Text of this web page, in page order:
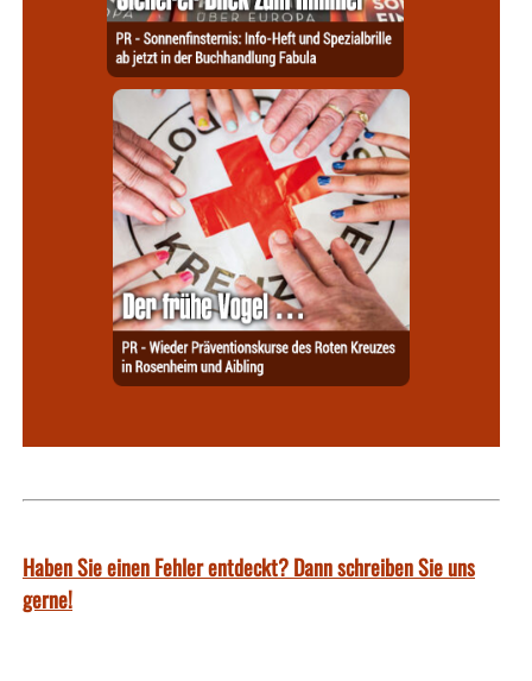
Haben Sie einen Fehler entdeckt? Dann schreiben Sie uns
gerne!